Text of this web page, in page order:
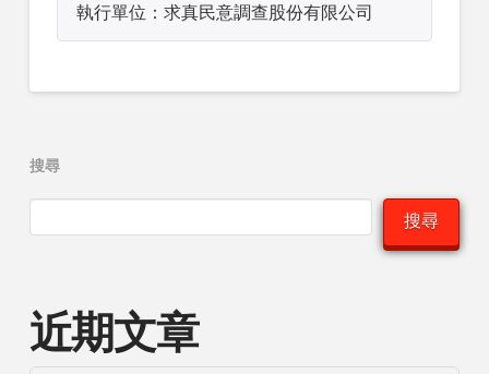
執行單位：求真民意調查股份有限公司
搜尋
搜尋
近期文章